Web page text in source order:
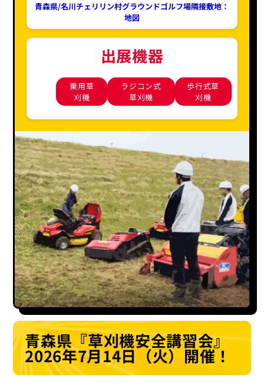
青森県/名川チェリリン村グラウンドゴルフ場隣接敷地：
地図
出展機器
乗用草
刈機
ラジコン式
草刈機
歩行式草
刈機
青森県『草刈機安全講習会』
2026年7月14日（火）開催！